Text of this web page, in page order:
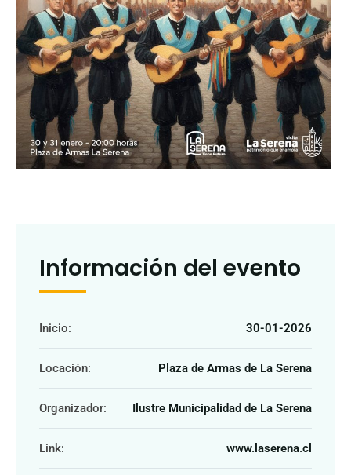
Información del evento
Inicio: 30-01-2026
Locación: Plaza de Armas de La Serena
Organizador: Ilustre Municipalidad de La Serena
Link: www.laserena.cl